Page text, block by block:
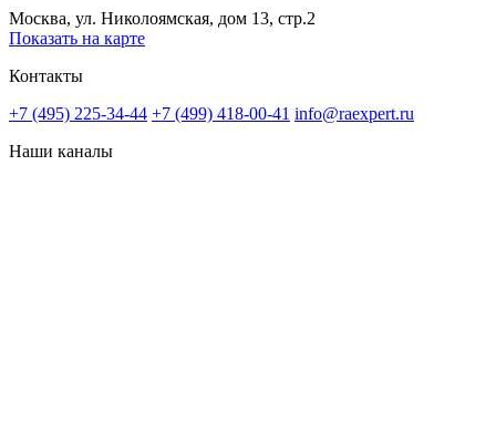
Москва, ул. Николоямская, дом 13, стр.2
Показать на карте
Контакты
+7 (495) 225-34-44 +7 (499) 418-00-41 info@raexpert.ru
Наши каналы